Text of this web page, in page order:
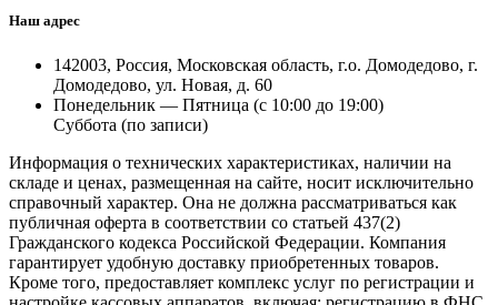
Наш адрес
142003, Россия, Московская область, г.о. Домодедово, г.
Домодедово, ул. Новая, д. 60
Понедельник — Пятница (с 10:00 до 19:00)
Суббота (по записи)
Информация о технических характеристиках, наличии на
складе и ценах, размещенная на сайте, носит исключительно
справочный характер. Она не должна рассматриваться как
публичная оферта в соответствии со статьей 437(2)
Гражданского кодекса Российской Федерации. Компания
гарантирует удобную доставку приобретенных товаров.
Кроме того, предоставляет комплекс услуг по регистрации и